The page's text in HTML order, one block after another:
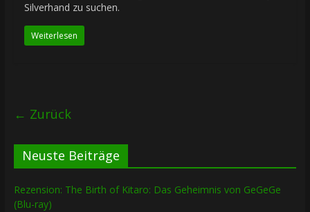
Silverhand zu suchen.
Weiterlesen
← Zurück
Neuste Beiträge
Rezension: The Birth of Kitaro: Das Geheimnis von GeGeGe
(Blu-ray)